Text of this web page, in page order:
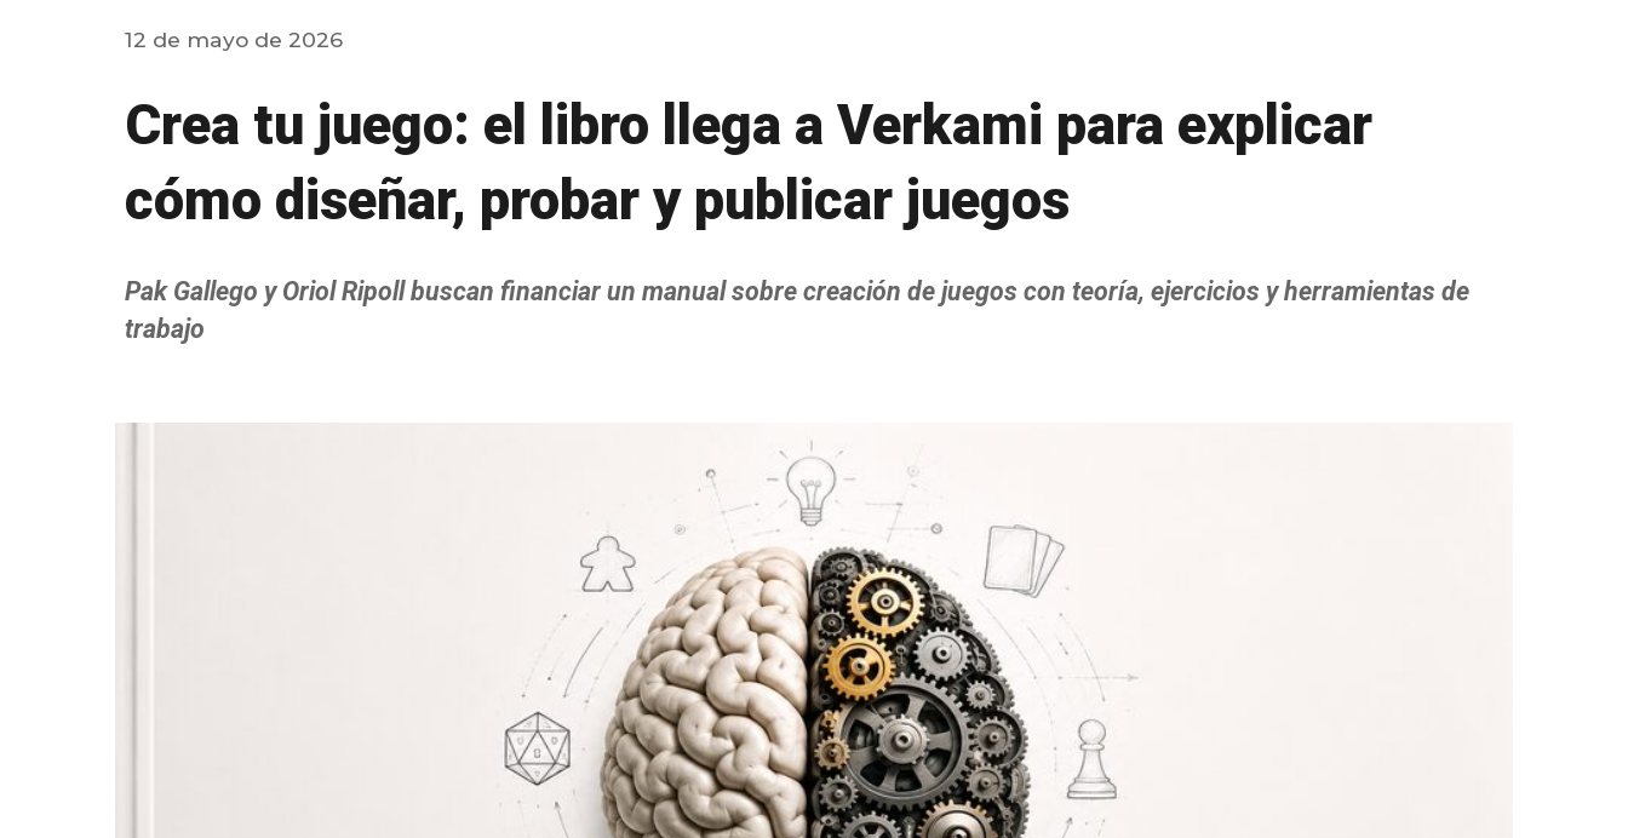
12 de mayo de 2026
Crea tu juego: el libro llega a Verkami para explicar
cómo diseñar, probar y publicar juegos
Pak Gallego y Oriol Ripoll buscan financiar un manual sobre creación de juegos con teoría, ejercicios y herramientas de
trabajo